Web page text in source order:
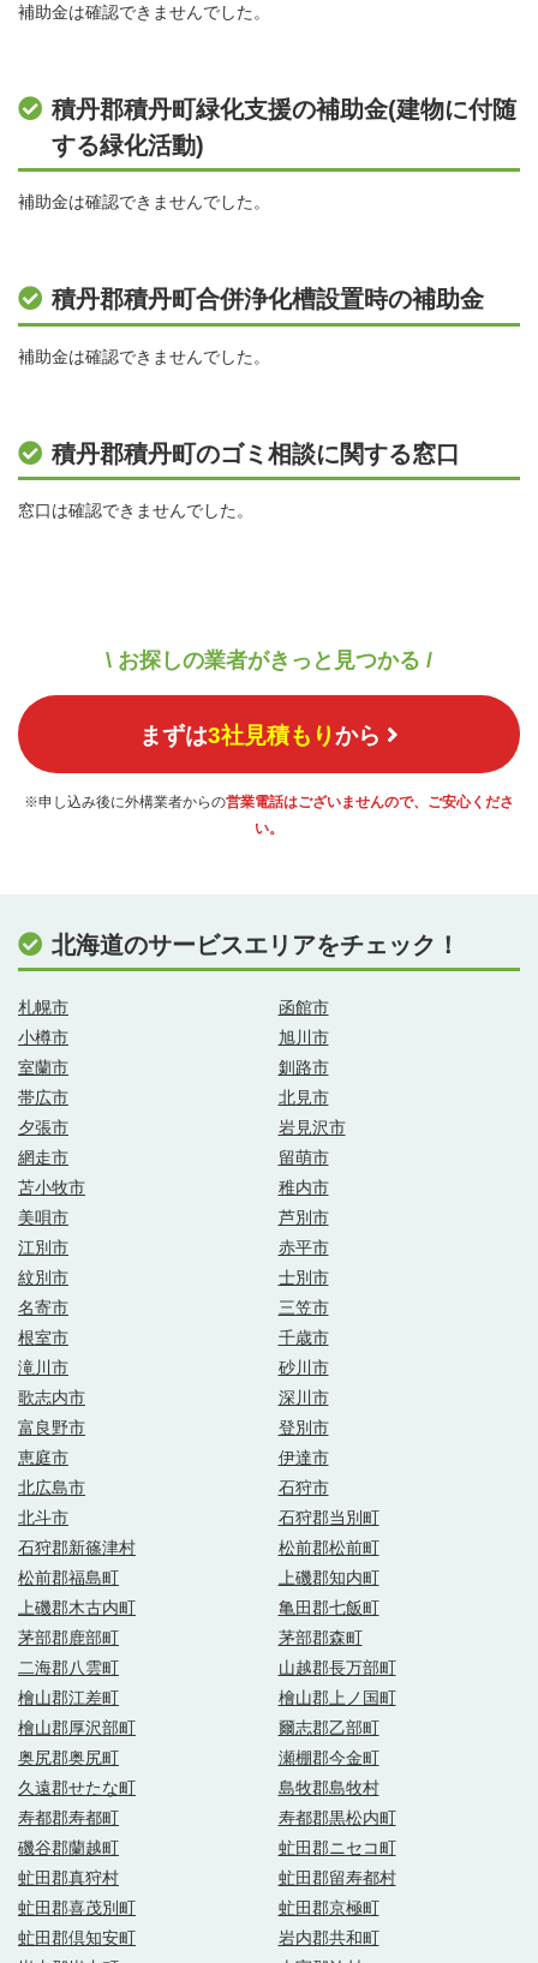
補助金は確認できませんでした。
積丹郡積丹町緑化支援の補助金(建物に付随
する緑化活動)
補助金は確認できませんでした。
積丹郡積丹町合併浄化槽設置時の補助金
補助金は確認できませんでした。
積丹郡積丹町のゴミ相談に関する窓口
窓口は確認できませんでした。
\ お探しの業者がきっと見つかる /
まずは3社見積もりから
※申し込み後に外構業者からの営業電話はございませんので、ご安心くださ
い。
北海道のサービスエリアをチェック！
札幌市
函館市
小樽市
旭川市
室蘭市
釧路市
帯広市
北見市
夕張市
岩見沢市
網走市
留萌市
苫小牧市
稚内市
美唄市
芦別市
江別市
赤平市
紋別市
士別市
名寄市
三笠市
根室市
千歳市
滝川市
砂川市
歌志内市
深川市
富良野市
登別市
恵庭市
伊達市
北広島市
石狩市
北斗市
石狩郡当別町
石狩郡新篠津村
松前郡松前町
松前郡福島町
上磯郡知内町
上磯郡木古内町
亀田郡七飯町
茅部郡鹿部町
茅部郡森町
二海郡八雲町
山越郡長万部町
檜山郡江差町
檜山郡上ノ国町
檜山郡厚沢部町
爾志郡乙部町
奥尻郡奥尻町
瀬棚郡今金町
久遠郡せたな町
島牧郡島牧村
寿都郡寿都町
寿都郡黒松内町
磯谷郡蘭越町
虻田郡ニセコ町
虻田郡真狩村
虻田郡留寿都村
虻田郡喜茂別町
虻田郡京極町
虻田郡倶知安町
岩内郡共和町